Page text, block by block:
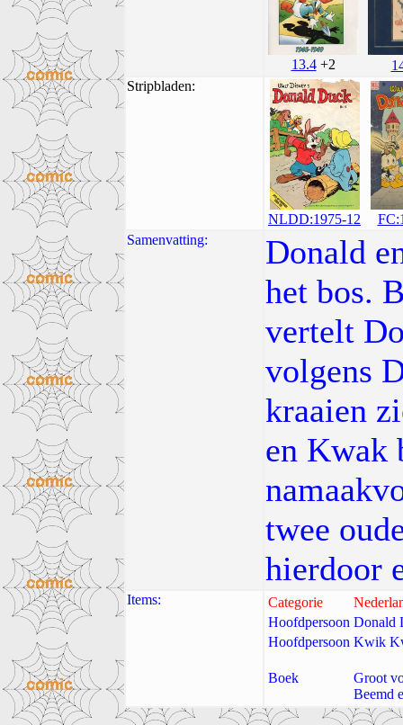
13.4+2
Stripbladen:
NLDD:1975-12
Samenvatting:
Donald
het bos.
vertelt
volgens
kraaien
en Kwak
twee
hierdoor
Items: Categorie
Hoofdpersoon Donald
Hoofdpersoon Kwik
Boek
Groot
Beemd